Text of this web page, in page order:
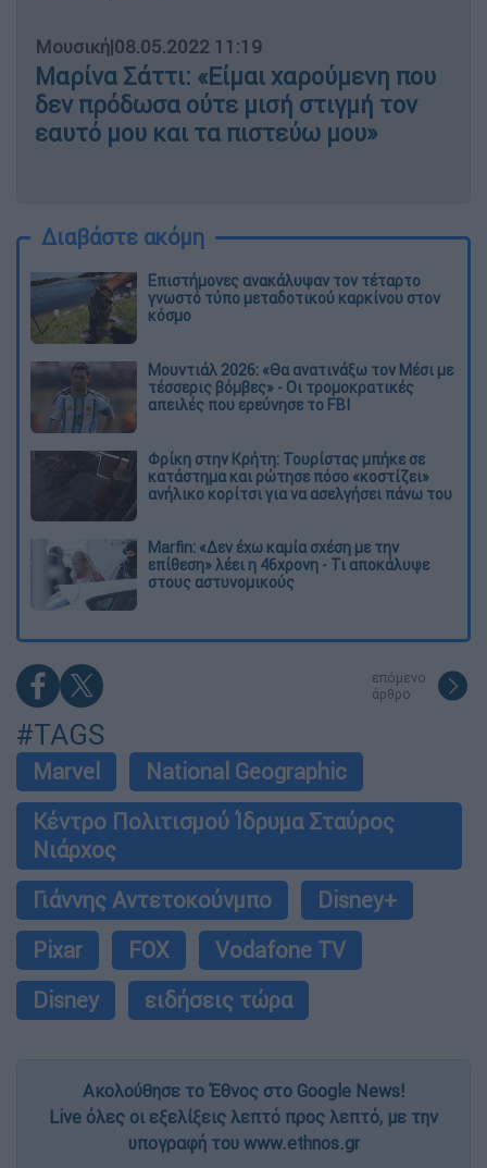
Μουσική|08.05.2022 11:19
Μαρίνα Σάττι: «Είμαι χαρούμενη που
δεν πρόδωσα ούτε μισή στιγμή τον
εαυτό μου και τα πιστεύω μου»
Διαβάστε ακόμη
Επιστήμονες ανακάλυψαν τον τέταρτο
γνωστό τύπο μεταδοτικού καρκίνου στον
κόσμο
Μουντιάλ 2026: «Θα ανατινάξω τον Μέσι με
τέσσερις βόμβες» - Οι τρομοκρατικές
απειλές που ερεύνησε το FBI
Φρίκη στην Κρήτη: Τουρίστας μπήκε σε
κατάστημα και ρώτησε πόσο «κοστίζει»
ανήλικο κορίτσι για να ασελγήσει πάνω του
Marfin: «Δεν έχω καμία σχέση με την
επίθεση» λέει η 46χρονη - Τι αποκάλυψε
στους αστυνομικούς
επόμενο
άρθρο
#TAGS
Marvel
National Geographic
Κέντρο Πολιτισμού Ίδρυμα Σταύρος
Νιάρχος
Γιάννης Αντετοκούνμπο
Disney+
Pixar
FOX
Vodafone TV
Disney
ειδήσεις τώρα
Ακολούθησε το Έθνος στο Google News!
Live όλες οι εξελίξεις λεπτό προς λεπτό, με την
υπογραφή του www.ethnos.gr